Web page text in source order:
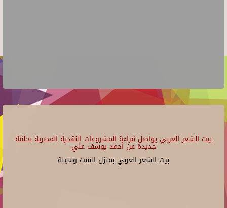
بيت الشعر العربي يواصل قراءة المشروعات النقدية المصرية بحلقة
جديدة عن أحمد يوسف علي
بيت الشعر العربي بمنزل الست وسيلة